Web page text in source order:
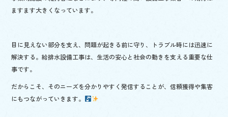
ますます大きくなっています。
目に見えない部分を支え、問題が起きる前に守り、トラブル時には迅速に
解決する。給排水設備工事は、生活の安心と社会の動きを支える重要な仕
事です。
だからこそ、そのニーズを分かりやすく発信することが、信頼獲得や集客
にもつながっていきます。